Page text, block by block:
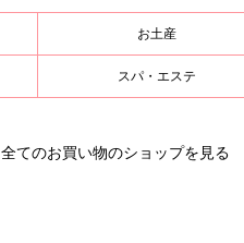
お土産
スパ・エステ
全てのお買い物のショップを見る